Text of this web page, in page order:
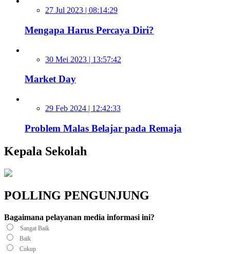
27 Jul 2023 | 08:14:29
Mengapa Harus Percaya Diri?
30 Mei 2023 | 13:57:42
Market Day
29 Feb 2024 | 12:42:33
Problem Malas Belajar pada Remaja
Kepala Sekolah
POLLING PENGUNJUNG
Bagaimana pelayanan media informasi ini?
Sangat Baik
Baik
Cukup